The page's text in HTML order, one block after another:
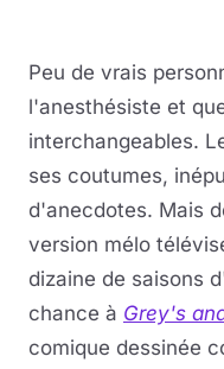
Peu de vrais
l'anesthésiste et
interchangeables.
ses coutumes,
d'anecdotes. Mais
version mélo
dizaine de saisons
chance à Grey's
comique dessinée